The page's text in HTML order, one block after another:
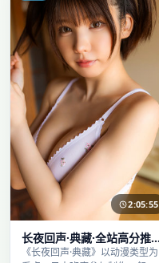
2:05:55
长夜回声·典藏·全站高分推
荐节奏紧凑值得追看
《长夜回声·典藏》以动漫类型为